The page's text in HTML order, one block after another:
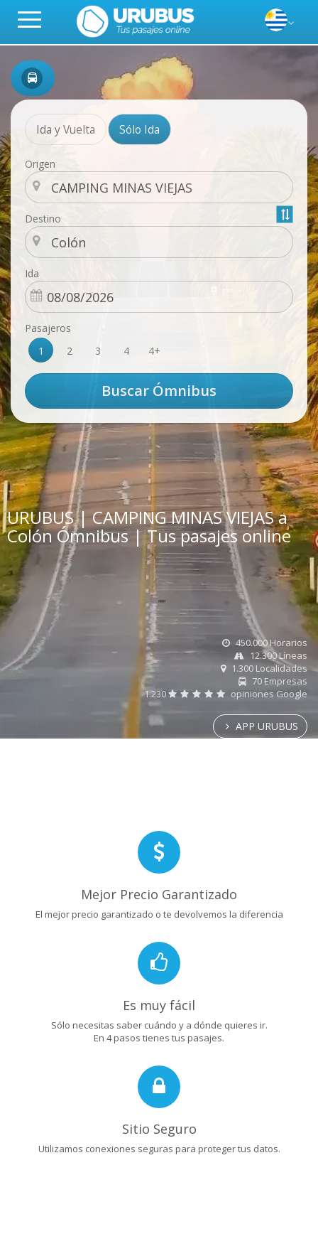
Ida y Vuelta Sólo Ida
Origen
Destino
Ida
Pasajeros
1
2 3 4 4+
URUBUS | CAMPING MINAS VIEJAS a
Colón Ómnibus | Tus pasajes online
450.000 Horarios
12.300 Líneas
1.300 Localidades
70 Empresas
1.230
opiniones Google
APP URUBUS
Mejor Precio Garantizado
El mejor precio garantizado o te devolvemos la diferencia
Es muy fácil
Sólo necesitas saber cuándo y a dónde quieres ir.
En 4 pasos tienes tus pasajes.
Sitio Seguro
Utilizamos conexiones seguras para proteger tus datos.